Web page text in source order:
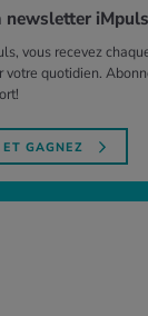
vous recevez
votre quotidien.
GAGNEZ